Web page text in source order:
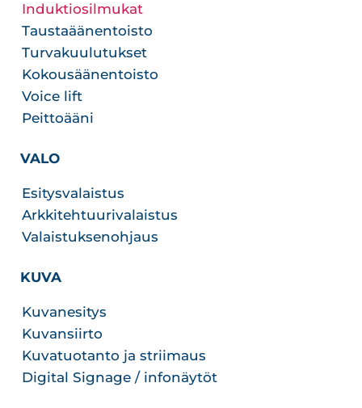
Induktiosilmukat
Taustaäänentoisto
Turvakuulutukset
Kokousäänentoisto
Voice lift
Peittoääni
VALO
Esitysvalaistus
Arkkitehtuurivalaistus
Valaistuksenohjaus
KUVA
Kuvanesitys
Kuvansiirto
Kuvatuotanto ja striimaus
Digital Signage / infonäytöt